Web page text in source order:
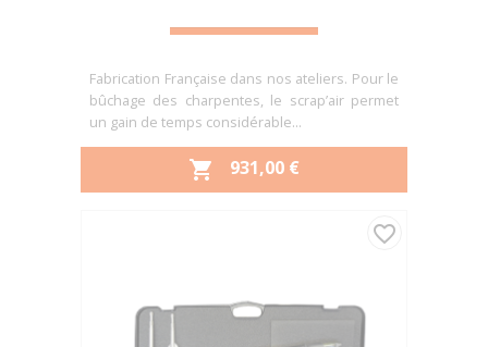
Fabrication Française dans nos ateliers. Pour le
bûchage des charpentes, le scrap’air permet
un gain de temps considérable...
 PRIX
931,00 €
favorite_border